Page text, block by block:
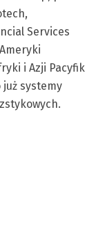
Services
i Azji Pacyfik
już systemy